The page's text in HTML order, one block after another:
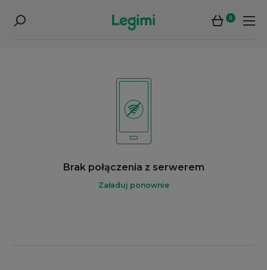
0
Brak połączenia z serwerem
Załaduj ponownie